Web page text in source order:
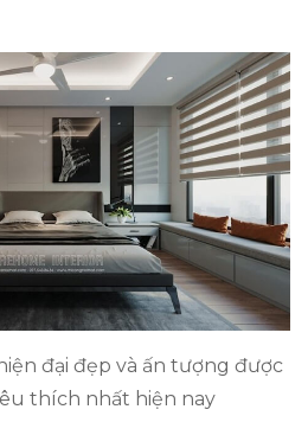
đại đẹp và ấn tượng được
thích nhất hiện nay